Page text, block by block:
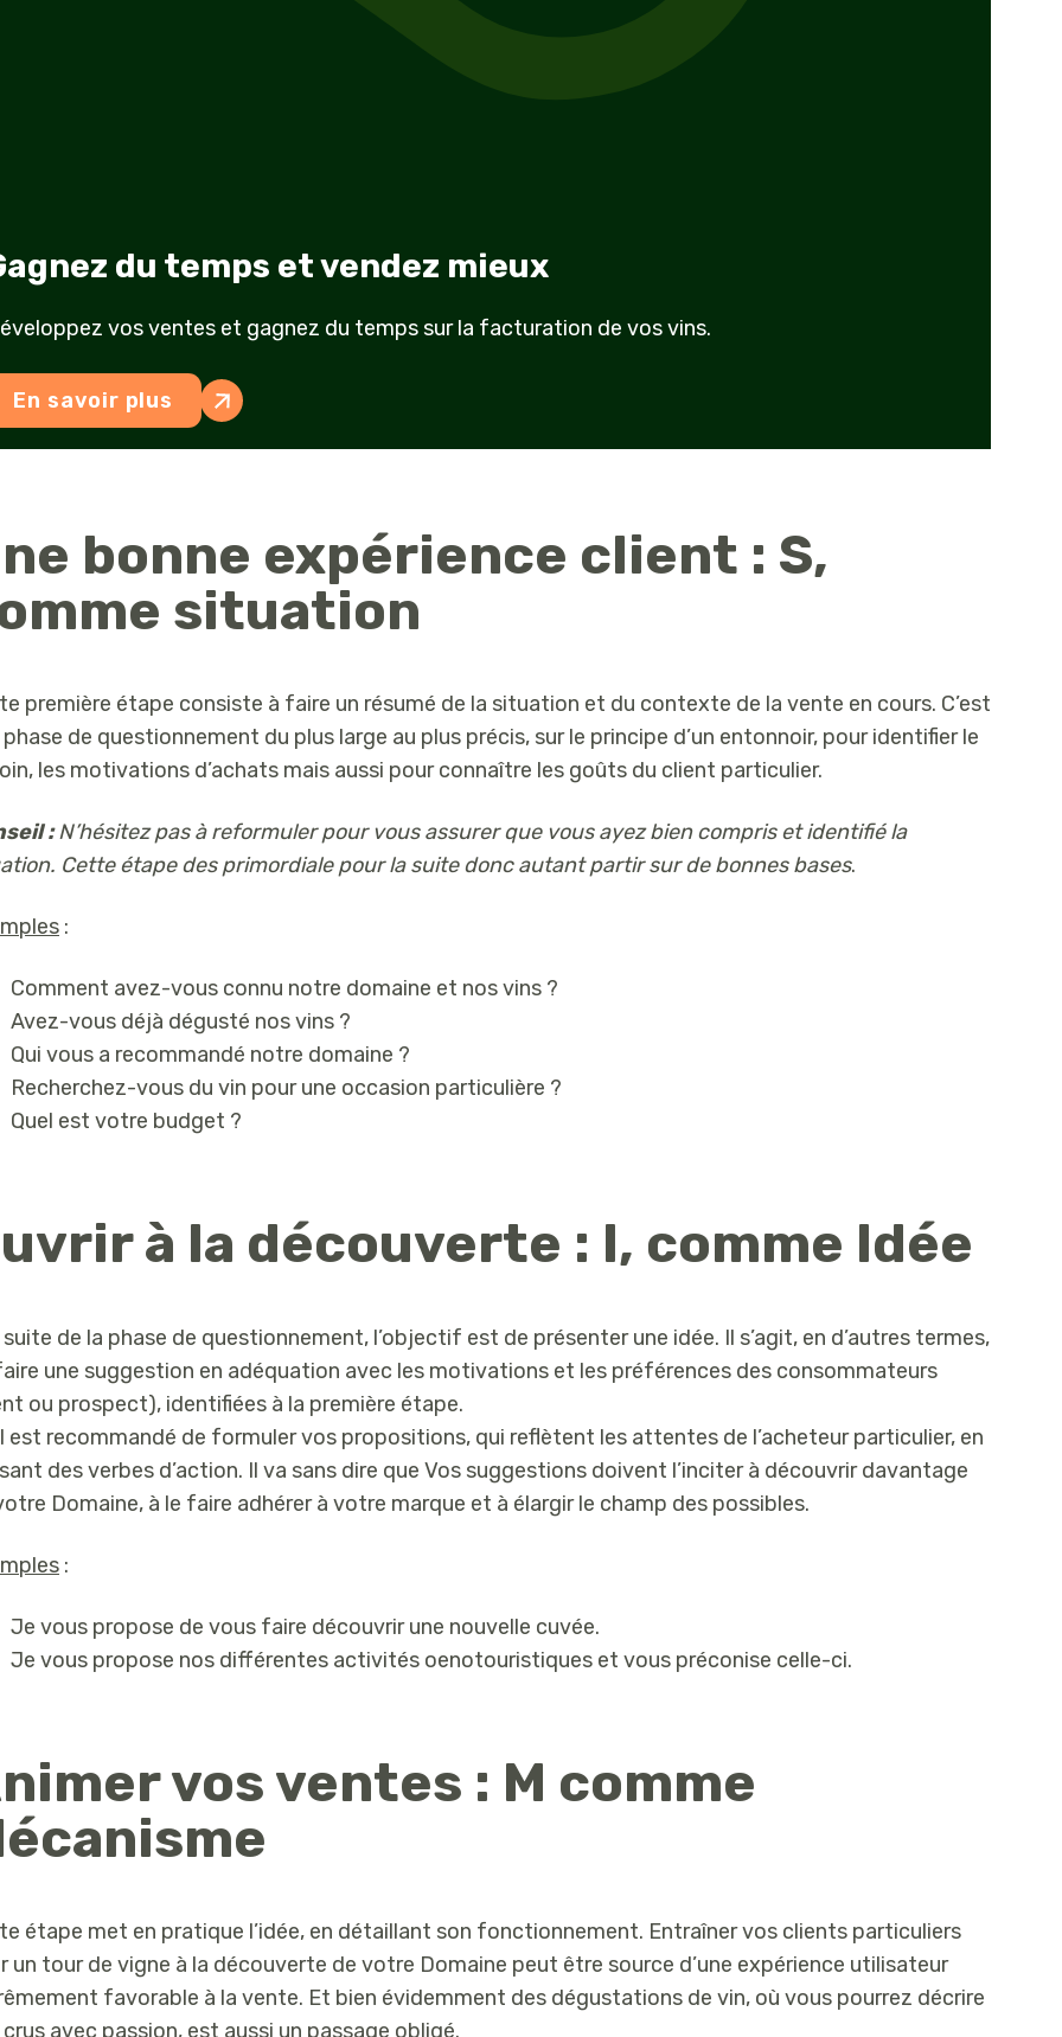
du temps et vendez mieux
vos ventes et gagnez du temps sur la facturation de vos vins.
En savoir plus
bonne expérience client : S,
situation
première étape consiste à faire un résumé de la situation et du contexte de la vente en cours. C’est
de questionnement du plus large au plus précis, sur le principe d’un entonnoir, pour identifier le
les motivations d’achats mais aussi pour connaître les goûts du client particulier.
:N’hésitez pas à reformuler pour vous assurer que vous ayez bien compris et identifié la
Cette étape des primordiale pour la suite donc autant partir sur de bonnes bases.
:
Comment avez-vous connu notre domaine et nos vins ?
Avez-vous déjà dégusté nos vins ?
Qui vous a recommandé notre domaine ?
Recherchez-vous du vin pour une occasion particulière ?
Quel est votre budget ?
à la découverte : I, comme Idée
suite de la phase de questionnement, l’objectif est de présenter une idée. Il s’agit, en d’autres termes,
une suggestion en adéquation avec les motivations et les préférences des consommateurs
ou prospect), identifiées à la première étape.
est recommandé de formuler vos propositions, qui reflètent les attentes de l’acheteur particulier, en
des verbes d’action. Il va sans dire que Vos suggestions doivent l’inciter à découvrir davantage
Domaine, à le faire adhérer à votre marque et à élargir le champ des possibles.
:
Je vous propose de vous faire découvrir une nouvelle cuvée.
Je vous propose nos différentes activités oenotouristiques et vous préconise celle-ci.
vos ventes : M comme
étape met en pratique l’idée, en détaillant son fonctionnement. Entraîner vos clients particuliers
un tour de vigne à la découverte de votre Domaine peut être source d’une expérience utilisateur
favorable à la vente. Et bien évidemment des dégustations de vin, où vous pourrez décrire
avec passion, est aussi un passage obligé.